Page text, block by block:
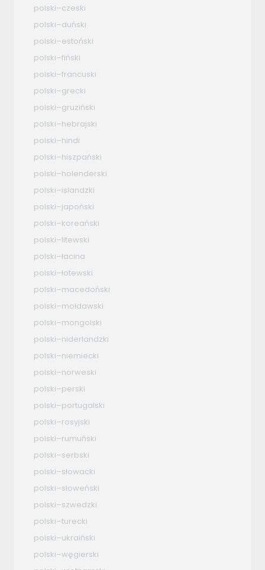
polski–czeski
polski–duński
polski–estoński
polski–fiński
polski–francuski
polski–grecki
polski–gruziński
polski–hebrajski
polski–hindi
polski–hiszpański
polski–holenderski
polski–islandzki
polski–japoński
polski–koreański
polski–litewski
polski–łacina
polski–łotewski
polski–macedoński
polski–mołdawski
polski–mongolski
polski–niderlandzki
polski–niemiecki
polski–norweski
polski–perski
polski–portugalski
polski–rosyjski
polski–rumuński
polski–serbski
polski–słowacki
polski–słoweński
polski–szwedzki
polski–turecki
polski–ukraiński
polski–węgierski